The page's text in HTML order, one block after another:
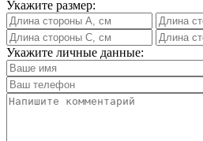
Укажите размер:
Укажите личные данные: